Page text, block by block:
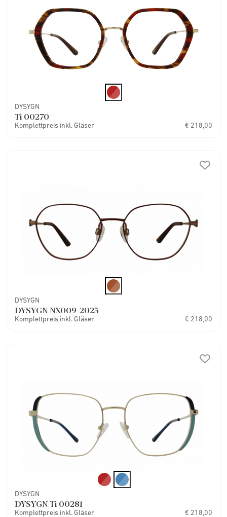
DYSYGN
Ti 00270
Komplettpreis inkl. Gläser € 218,00
DYSYGN
DYSYGN NX009-2025
Komplettpreis inkl. Gläser € 218,00
DYSYGN
DYSYGN Ti 00281
Komplettpreis inkl. Gläser € 218,00